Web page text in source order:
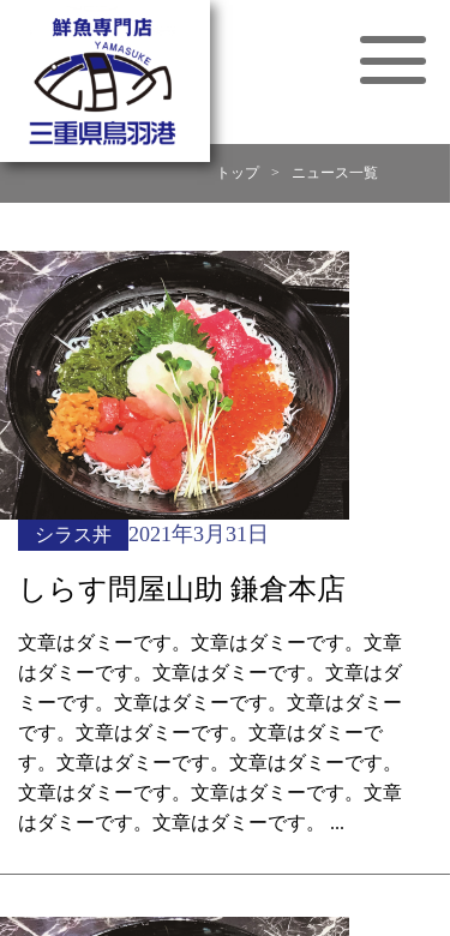
トップ > ニュース一覧
シラス丼 2021年3月31日
しらす問屋山助 鎌倉本店
文章はダミーです。文章はダミーです。文章
はダミーです。文章はダミーです。文章はダ
ミーです。文章はダミーです。文章はダミー
です。文章はダミーです。文章はダミーで
す。文章はダミーです。文章はダミーです。
文章はダミーです。文章はダミーです。文章
はダミーです。文章はダミーです。 ...